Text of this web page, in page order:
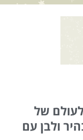
של
ולבן עם